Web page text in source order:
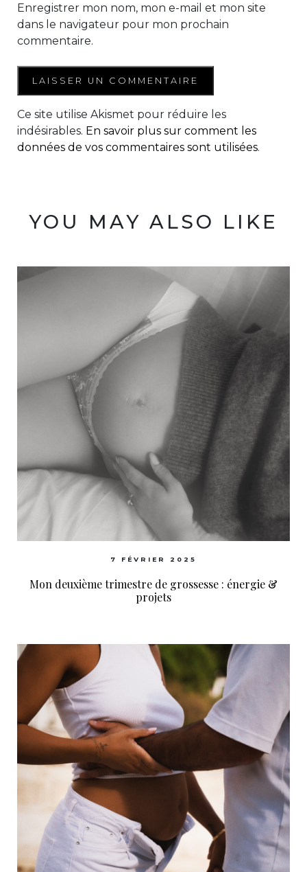
Enregistrer mon nom, mon e-mail et mon site
dans le navigateur pour mon prochain
commentaire.
Ce site utilise Akismet pour réduire les
indésirables. En savoir plus sur comment les
données de vos commentaires sont utilisées.
YOU MAY ALSO LIKE
7 FÉVRIER 2025
Mon deuxième trimestre de grossesse : énergie &
projets